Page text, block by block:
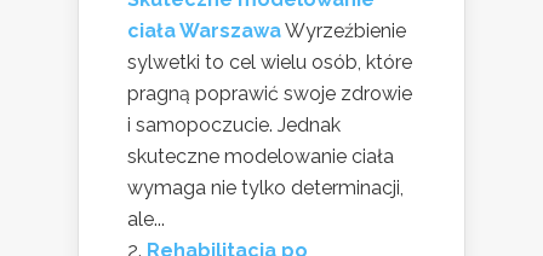
ciała WarszawaWyrzeźbienie
sylwetki to cel wielu osób, które
pragną poprawić swoje zdrowie
i samopoczucie. Jednak
skuteczne modelowanie ciała
wymaga nie tylko determinacji,
ale...
Rehabilitacja po